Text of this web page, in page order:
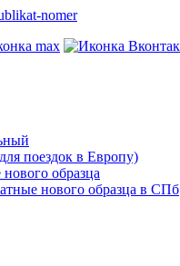
поездок в Европу)
образца
нового образца в СПб